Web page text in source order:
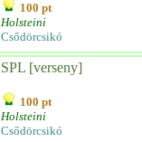
100 pt
Holsteini
Csődörcsikó
SPL [verseny]
100 pt
Holsteini
Csődörcsikó